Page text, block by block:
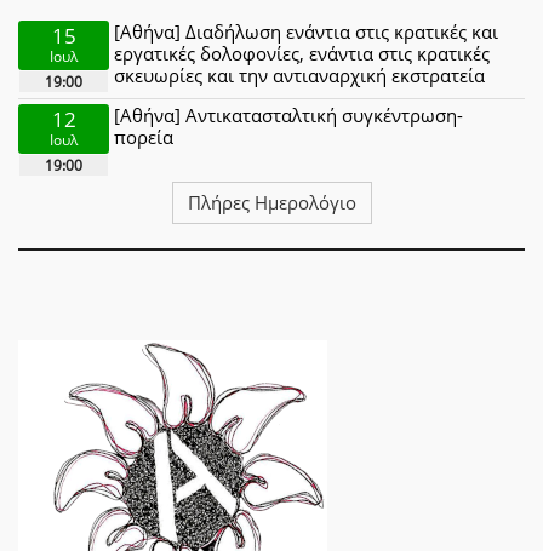
15
Ιουλ
19:00
[Αθήνα] Διαδήλωση ενάντια στις κρατικές και
εργατικές δολοφονίες, ενάντια στις κρατικές
σκευωρίες και την αντιαναρχική εκστρατεία
12
Ιουλ
19:00
[Αθήνα] Αντικατασταλτική συγκέντρωση-
πορεία
Πλήρες Ημερολόγιο